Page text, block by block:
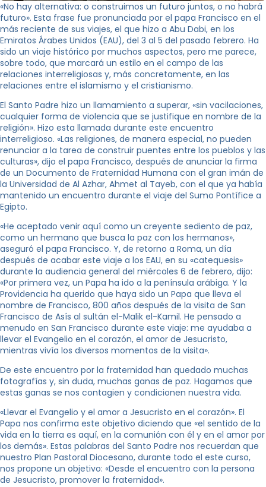
«No hay alternativa: o construimos un futuro juntos, o no habrá
futuro». Esta frase fue pronunciada por el papa Francisco en el
más reciente de sus viajes, el que hizo a Abu Dabi, en los
Emiratos Árabes Unidos (EAU), del 3 al 5 del pasado febrero. Ha
sido un viaje histórico por muchos aspectos, pero me parece,
sobre todo, que marcará un estilo en el campo de las
relaciones interreligiosas y, más concretamente, en las
relaciones entre el islamismo y el cristianismo.
El Santo Padre hizo un llamamiento a superar, «sin vacilaciones,
cualquier forma de violencia que se justifique en nombre de la
religión». Hizo esta llamada durante este encuentro
interreligioso. «Las religiones, de manera especial, no pueden
renunciar a la tarea de construir puentes entre los pueblos y las
culturas», dijo el papa Francisco, después de anunciar la firma
de un Documento de Fraternidad Humana con el gran imán de
la Universidad de Al Azhar, Ahmet al Tayeb, con el que ya había
mantenido un encuentro durante el viaje del Sumo Pontífice a
Egipto.
«He aceptado venir aquí como un creyente sediento de paz,
como un hermano que busca la paz con los hermanos»,
aseguró el papa Francisco. Y, de retorno a Roma, un día
después de acabar este viaje a los EAU, en su «catequesis»
durante la audiencia general del miércoles 6 de febrero, dijo:
«Por primera vez, un Papa ha ido a la península arábiga. Y la
Providencia ha querido que haya sido un Papa que lleva el
nombre de Francisco, 800 años después de la visita de San
Francisco de Asís al sultán el-Malik el-Kamil. He pensado a
menudo en San Francisco durante este viaje: me ayudaba a
llevar el Evangelio en el corazón, el amor de Jesucristo,
mientras vivía los diversos momentos de la visita».
De este encuentro por la fraternidad han quedado muchas
fotografías y, sin duda, muchas ganas de paz. Hagamos que
estas ganas se nos contagien y condicionen nuestra vida.
«Llevar el Evangelio y el amor a Jesucristo en el corazón». El
Papa nos confirma este objetivo diciendo que «el sentido de la
vida en la tierra es aquí, en la comunión con él y en el amor por
los demás». Estas palabras del Santo Padre nos recuerdan que
nuestro Plan Pastoral Diocesano, durante todo el este curso,
nos propone un objetivo: «Desde el encuentro con la persona
de Jesucristo, promover la fraternidad».